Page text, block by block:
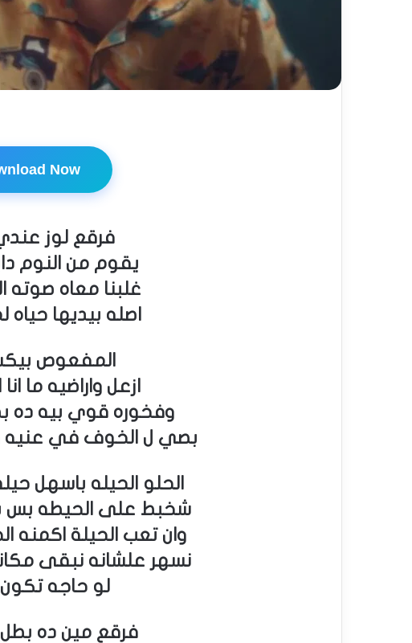
Now
فرقع لوز عندي
يقوم من النوم
غلبنا معاه صوته
اصله بيديها حياه
المفعوص
ازعل واراضيه ما
وفخوره قوي بيه ده
بصي ل الخوف في عنيه
الحلو الحيله باسهل
شخبط على الحيطه بس
وان تعب الحيلة اكمنه
نسهر علشانه نبقى
لو حاجه
فرقع مين ده